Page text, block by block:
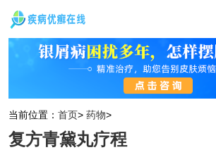
当前位置： 首页> 药物>
复方青黛丸疗程